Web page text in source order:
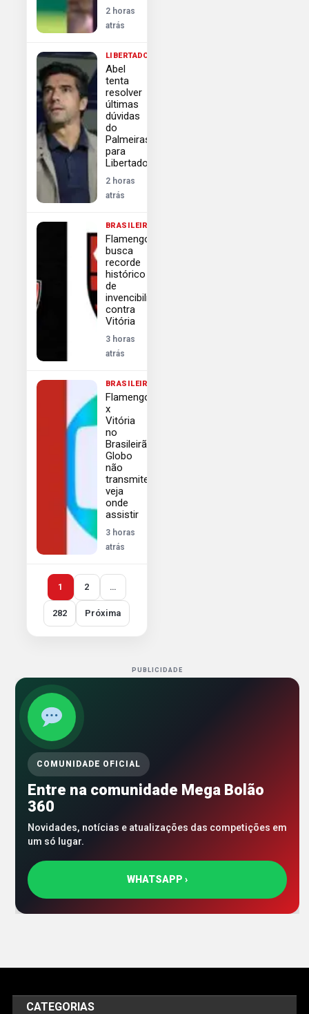
2 horas
atrás
LIBERTADORES
Abel
tenta
resolver
últimas
dúvidas
do
Palmeiras
para
Libertadores
2 horas
atrás
BRASILEIRÃO
Flamengo
busca
recorde
histórico
de
invencibilidade
contra
Vitória
3 horas
atrás
BRASILEIRÃO
Flamengo
x
Vitória
no
Brasileirão
Globo
não
transmite
veja
onde
assistir
3 horas
atrás
1 2 …
282 Próxima
PUBLICIDADE
COMUNIDADE OFICIAL
Entre na comunidade Mega Bolão
360
Novidades, notícias e atualizações das competições em
um só lugar.
WHATSAPP ›
CATEGORIAS